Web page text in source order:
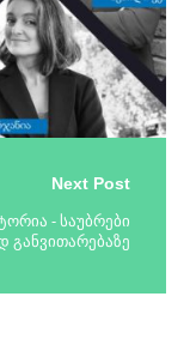
Next Post
- საუბრები
განვითარებაზე